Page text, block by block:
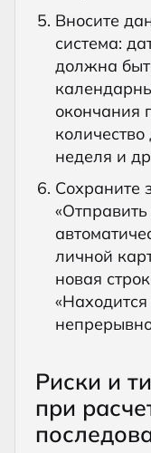
Вносите
система:
должна
окончания
неделя и
Сохраните
«Отправить
личной
новая
«Находится
Риски и
при